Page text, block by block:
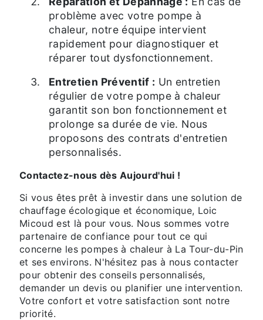
problème avec votre pompe à
chaleur, notre équipe intervient
rapidement pour diagnostiquer et
réparer tout dysfonctionnement.
Entretien Préventif : Un entretien
régulier de votre pompe à chaleur
garantit son bon fonctionnement et
prolonge sa durée de vie. Nous
proposons des contrats d'entretien
personnalisés.
Contactez-nous dès Aujourd'hui !
Si vous êtes prêt à investir dans une solution de
chauffage écologique et économique, Loic
Micoud est là pour vous. Nous sommes votre
partenaire de confiance pour tout ce qui
concerne les pompes à chaleur à La Tour-du-Pin
et ses environs. N'hésitez pas à nous contacter
pour obtenir des conseils personnalisés,
demander un devis ou planifier une intervention.
Votre confort et votre satisfaction sont notre
priorité.